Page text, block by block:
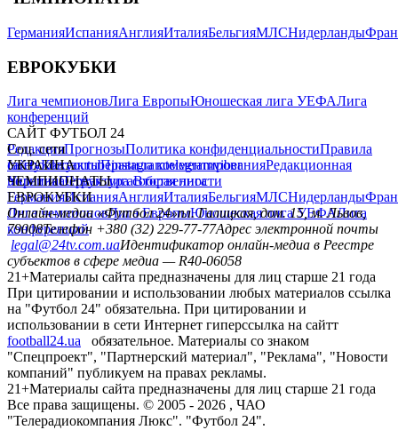
ГерманияИспанияАнглияИталияБельгияМЛСНидерланды
ЕВРОКУБКИ
Лига чемпионовЛига ЕвропыЮношеская лига УЕФАЛига
конференций
САЙТ ФУТБОЛ 24
РедакцияПрогнозыПолитика конфиденциальностиПравила
сайтуКонтактыПравила комментированияРедакционная
политикаСтруктура собственности
Соц. сети
facebookxyoutubeinstagramtelegramviber
УКРАИНА
УкраинаПервая лигаВторая лига
ЧЕМПИОНАТЫ
ГерманияИспанияАнглияИталияБельгияМЛСНидерланды
ЕВРОКУБКИ
Лига чемпионовЛига ЕвропыЮношеская лига УЕФАЛига
конференций
Онлайн-медиа «Футбол 24»пл. Галицкая, дом. 15, м. Львов,
79008Телефон +380 (32) 229-77-77Адрес электронной почты
legal@24tv.com.uaИдентификатор онлайн-медиа в Реестре
субъектов в сфере медиа — R40-06058
21+Материалы сайта предназначены для лиц старше 21 года
При цитировании и использовании любых материалов ссылка
на "Футбол 24" обязательна. При цитировании и
использовании в сети Интернет гиперссылка на сайтт
football24.ua
обязательное. Материалы со знаком
"Спецпроект", "Партнерский материал", "Реклама", "Новости
компаний" публикуем на правах рекламы.
21+Материалы сайта предназначены для лиц старше 21 года
Все права защищены. © 2005 - 2026 , ЧАО
"Телерадиокомпания Люкс". "Футбол 24".